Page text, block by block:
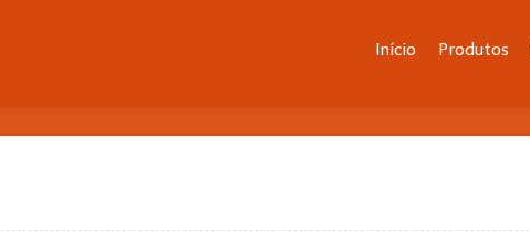
Início Produtos